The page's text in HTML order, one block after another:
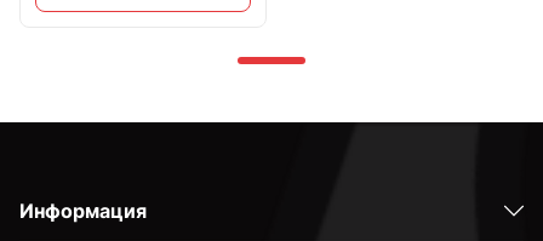
Информация